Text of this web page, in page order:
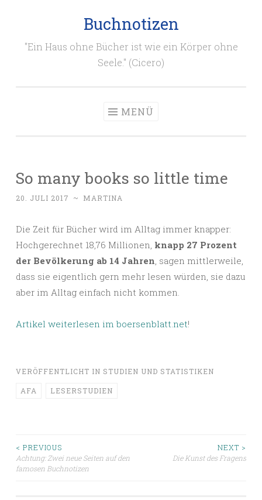
Buchnotizen
"Ein Haus ohne Bücher ist wie ein Körper ohne
Seele." (Cicero)
MENÜ
So many books so little time
20. JULI 2017 ~ MARTINA
Die Zeit für Bücher wird im Alltag immer knapper:
Hochgerechnet 18,76 Millionen, knapp 27 Prozent
der Bevölkerung ab 14 Jahren, sagen mittlerweile,
dass sie eigentlich gern mehr lesen würden, sie dazu
aber im Alltag einfach nicht kommen.
Artikel weiterlesen im boersenblatt.net!
VERÖFFENTLICHT IN STUDIEN UND STATISTIKEN
AFA LESERSTUDIEN
Beitragsnavigation
< PREVIOUS
Achtung: Zwei neue Seiten auf den
famosen Buchnotizen
NEXT >
Die Kunst des Fragens